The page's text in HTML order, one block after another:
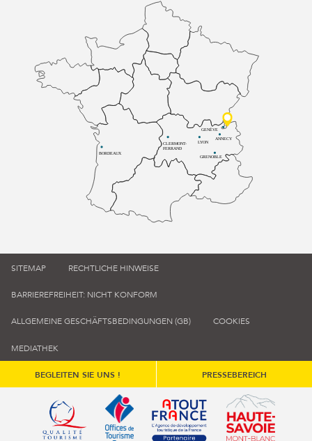
BORDEAUX
CLERMONT-
FERRAND
LYON
ANNECY
GRENOBLE
GENÈVE
SITEMAP RECHTLICHE HINWEISE
BARRIEREFREIHEIT: NICHT KONFORM
ALLGEMEINE GESCHÄFTSBEDINGUNGEN (GB) COOKIES
MEDIATHEK
BEGLEITEN SIE UNS ! PRESSEBEREICH
Qualité tourisme (s'ouvre dans une nouvelle fenêtre)
Office de tourisme de France (s'ouvre
Atout France (s'ouvre dans